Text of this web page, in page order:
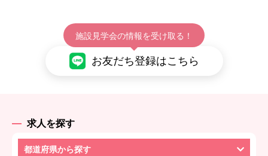
施設見学会の情報を受け取る！
お友だち登録はこちら
求人を探す
都道府県から探す